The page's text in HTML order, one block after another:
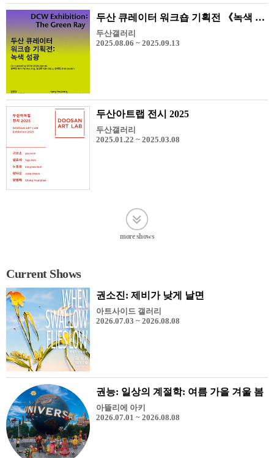
두산 큐레이터 워크숍 기획전 《녹색 섬광》
두산갤러리
2025.08.06 ~ 2025.09.13
두산아트랩 전시 2025
두산갤러리
2025.01.22 ~ 2025.03.08
more shows
Current Shows
권소진: 제비가 낮게 날면
아트사이드 갤러리
2026.07.03 ~ 2026.08.08
권능: 일상의 계절학: 여름 가을 겨울 봄
아뜰리에 아키
2026.07.01 ~ 2026.08.08